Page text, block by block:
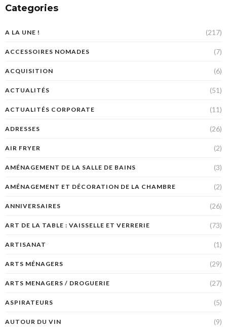
Categories
A LA UNE ! (217)
ACCESSOIRES NOMADES (7)
ACQUISITION (6)
ACTUALITÉS (51)
ACTUALITÉS CORPORATE (11)
ADRESSES (26)
AIR FRYER (2)
AMÉNAGEMENT DE LA SALLE DE BAINS (3)
AMÉNAGEMENT ET DÉCORATION DE LA CHAMBRE (2)
ANNIVERSAIRES (26)
ART DE LA TABLE : VAISSELLE ET VERRERIE (73)
ARTISANAT (1)
ARTS MÉNAGERS (29)
ARTS MENAGERS / DROGUERIE (27)
ASPIRATEURS (5)
AUTOUR DU VIN (9)